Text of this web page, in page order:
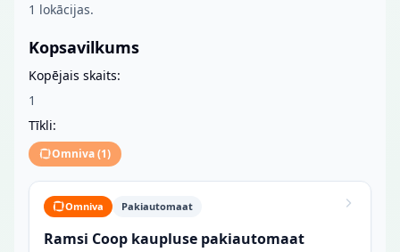
1 lokācijas.
Kopsavilkums
Kopējais skaits:
1
Tīkli:
Omniva(1)
Omniva Pakiautomaat
Ramsi Coop kaupluse pakiautomaat